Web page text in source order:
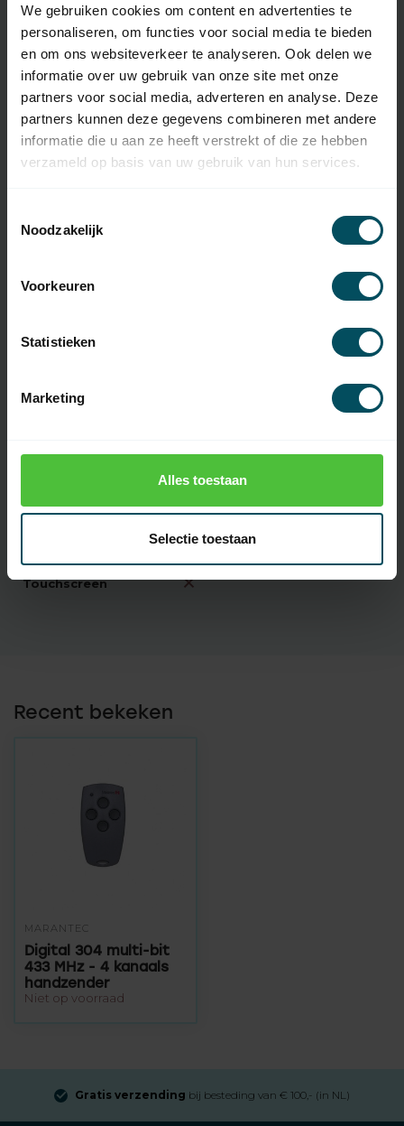
We gebruiken cookies om content en advertenties te
personaliseren, om functies voor social media te bieden
en om ons websiteverkeer te analyseren. Ook delen we
informatie over uw gebruik van onze site met onze
partners voor social media, adverteren en analyse. Deze
partners kunnen deze gegevens combineren met andere
informatie die u aan ze heeft verstrekt of die ze hebben
verzameld op basis van uw gebruik van hun services.
Noodzakelijk
Voorkeuren
Statistieken
Marketing
Alles toestaan
Selectie toestaan
Artikelnummer Obsolete
EAN Code 3264955252526
SKU 5510
Type handzender originele afstandsbediening
Frequentie 433,43 MHz
Afmetingen
Materiaal
Oplaadbare
Codering Multi-bit
Touchscreen
Recent bekeken
MARANTEC
Digital 304 multi-bit
433 MHz - 4 kanaals
handzender
Niet op voorraad
Gratis verzending bij besteding van € 100,- (in NL)